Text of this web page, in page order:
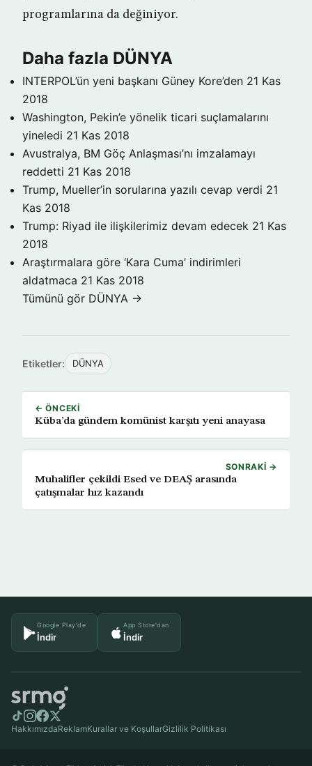
programlarına da değiniyor.
Daha fazla DÜNYA
INTERPOL’ün yeni başkanı Güney Kore’den 21 Kas
2018
Washington, Pekin’e yönelik ticari suçlamalarını
yineledi 21 Kas 2018
Avustralya, BM Göç Anlaşması’nı imzalamayı
reddetti 21 Kas 2018
Trump, Mueller’in sorularına yazılı cevap verdi 21
Kas 2018
Trump: Riyad ile ilişkilerimiz devam edecek 21 Kas
2018
Araştırmalara göre ‘Kara Cuma’ indirimleri
aldatmaca 21 Kas 2018
Tümünü gör DÜNYA →
Etiketler: DÜNYA
← ÖNCEKI
Küba’da gündem komünist karşıtı yeni anayasa
SONRAKI →
Muhalifler çekildi Esed ve DEAŞ arasında
çatışmalar hız kazandı
Google Play'de
İndir
App Store'dan
İndir
HakkımızdaReklamKurallar ve KoşullarGizlilik Politikası